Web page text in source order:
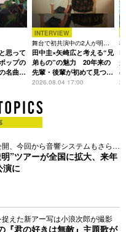
思って
ップの
名曲回
INTERVIEW
舞台で初共演中の2人が明か
す、今の自分をつくる恩人の
存在
田中圭×矢崎広と考える“兄
弟もの”の魅力 20年来の
先輩・後輩が初めて見つけ
た互いの共通点とは
2026.08.04 17:00
3
、今回から音響システムもさらに
”ツアーが全国に拡大、来年
演に
えた新アー写は小浪次郎が撮影
『君の好きは無敵』主題歌が